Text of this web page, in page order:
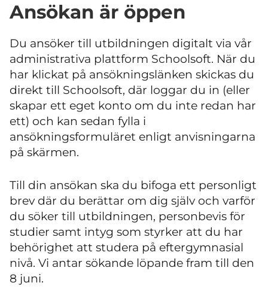
Ansökan är öppen
Du ansöker till utbildningen digitalt via vår
administrativa plattform Schoolsoft. När du
har klickat på ansökningslänken skickas du
direkt till Schoolsoft, där loggar du in (eller
skapar ett eget konto om du inte redan har
ett) och kan sedan fylla i
ansökningsformuläret enligt anvisningarna
på skärmen.
Till din ansökan ska du bifoga ett personligt
brev där du berättar om dig själv och varför
du söker till utbildningen, personbevis för
studier samt intyg som styrker att du har
behörighet att studera på eftergymnasial
nivå. Vi antar sökande löpande fram till den
8 juni.